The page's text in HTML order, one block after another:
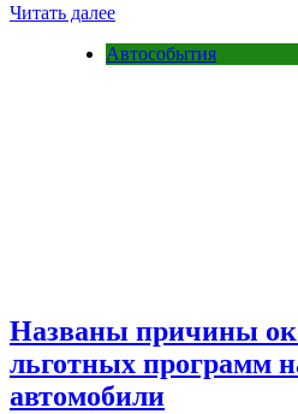
Читать далее
Автособытия
Названы причины
льготных программ
автомобили